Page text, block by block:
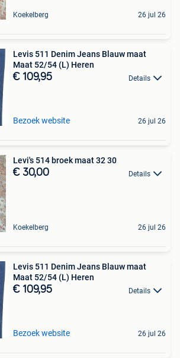
Koekelberg 26 jul 26
Levis 511 Denim Jeans Blauw maat
Maat 52/54 (L) Heren
€ 109,95 Details
Bezoek website 26 jul 26
Levi's 514 broek maat 32 30
€ 30,00 Details
Koekelberg 26 jul 26
Levis 511 Denim Jeans Blauw maat
Maat 52/54 (L) Heren
€ 109,95 Details
Bezoek website 26 jul 26